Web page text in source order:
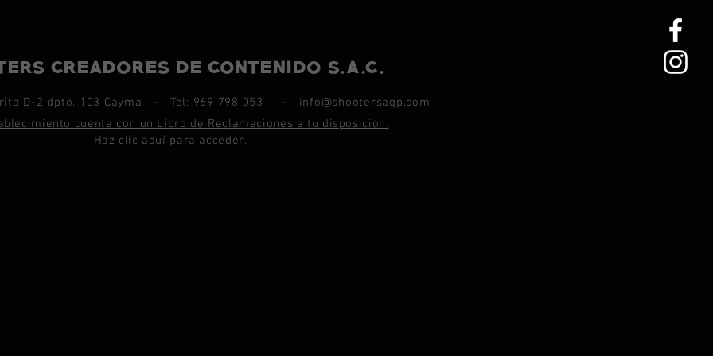
CREADORES DE CONTENIDO S.A.C.
D-2 dpto. 103 Cayma - Tel: 969 798 053 - info@shootersaqp.com
cuenta con un Libro de Reclamaciones a tu disposición.
Haz clic aquí para acceder.